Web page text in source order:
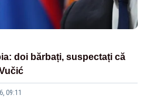
doi bărbați, suspectați că
09:11